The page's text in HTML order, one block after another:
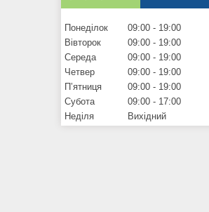
Понеділок 09:00
19:00
Вівторок
09:00
19:00
Середа
09:00
19:00
Четвер
09:00
19:00
Пʼятниця
09:00
19:00
Субота
09:00
17:00
Неділя
Вихідний